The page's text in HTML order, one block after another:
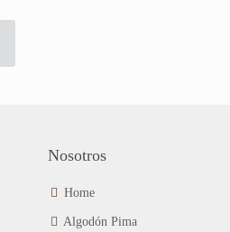
Nosotros
Home
Algodón Pima